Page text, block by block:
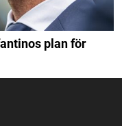
plan för